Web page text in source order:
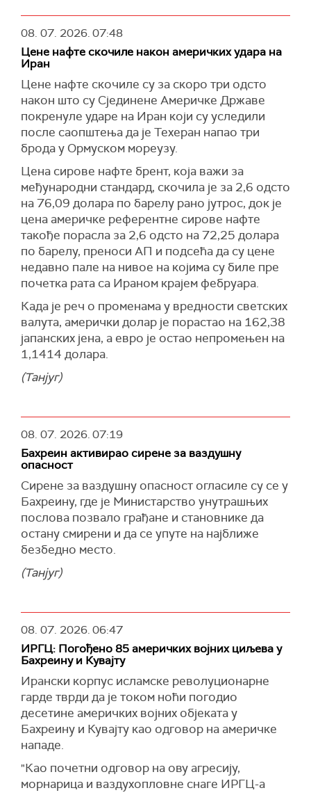
08. 07. 2026.07:48
Цене нафте скочиле након америчких удара на
Иран
Цене нафте скочиле су за скоро три одсто
након што су Сјединене Америчке Државе
покренуле ударе на Иран који су уследили
после саопштења да је Техеран напао три
брода у Ормуском мореузу.
Цена сирове нафте брент, која важи за
међународни стандард, скочила је за 2,6 одсто
на 76,09 долара по барелу рано јутрос, док је
цена америчке референтне сирове нафте
такође порасла за 2,6 одсто на 72,25 долара
по барелу, преноси АП и подсећа да су цене
недавно пале на нивое на којима су биле пре
почетка рата са Ираном крајем фебруара.
Када је реч о променама у вредности светских
валута, амерички долар је порастао на 162,38
јапанских јена, а евро је остао непромењен на
1,1414 долара.
(Танјуг)
08. 07. 2026.07:19
Бахреин активирао сирене за ваздушну
опасност
Сирене за ваздушну опасност огласиле су се у
Бахреину, где је Министарство унутрашњих
послова позвало грађане и становнике да
остану смирени и да се упуте на најближе
безбедно место.
(Танјуг)
08. 07. 2026.06:47
ИРГЦ: Погођено 85 америчких војних циљева у
Бахреину и Кувајту
Ирански корпус исламске револуционарне
гарде тврди да је током ноћи погодио
десетине америчких војних објеката у
Бахреину и Кувајту као одговор на америчке
нападе.
"Као почетни одговор на ову агресију,
морнарица и ваздухопловне снаге ИРГЦ-а